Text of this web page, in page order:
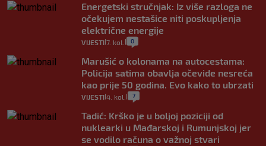
Energetski stručnjak: Iz više razloga ne
očekujem nestašice niti poskupljenja
električne energije
VIJESTI 7. kol. 0
Marušić o kolonama na autocestama:
Policija satima obavlja očevide nesreća
kao prije 50 godina. Evo kako to ubrzati
VIJESTI 4. kol. 7
Tadić: Krško je u boljoj poziciji od
nuklearki u Mađarskoj i Rumunjskoj jer
se vodilo računa o važnoj stvari